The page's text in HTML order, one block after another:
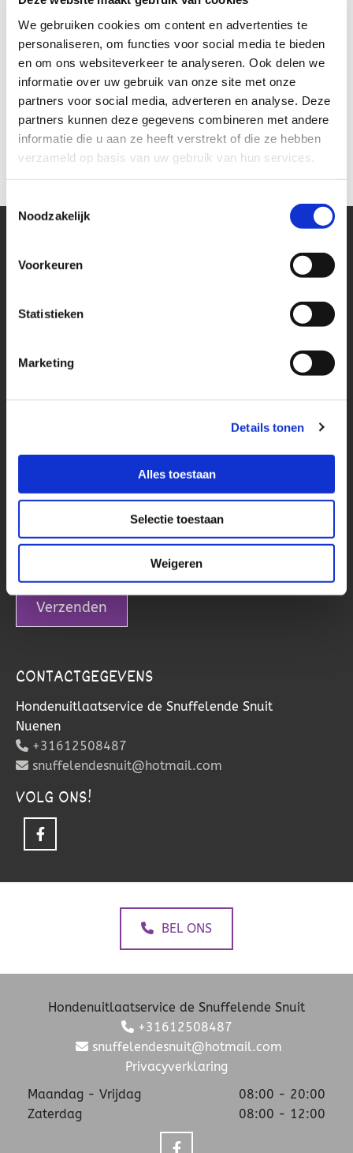
We gebruiken cookies om content en advertenties te
personaliseren, om functies voor social media te bieden
en om ons websiteverkeer te analyseren. Ook delen we
informatie over uw gebruik van onze site met onze
partners voor social media, adverteren en analyse. Deze
partners kunnen deze gegevens combineren met andere
informatie die u aan ze heeft verstrekt of die ze hebben
verzameld op basis van uw gebruik van hun services.
Noodzakelijk
Voorkeuren
Statistieken
Marketing
Details tonen
Alles toestaan
Selectie toestaan
Weigeren
Alle tarieven zijn inclusief BTW.
Naam
Bericht
CONTACTGEGEVENS
Hondenuitlaatservice de Snuffelende Snuit
Nuenen
 +31612508487
 snuffelendesnuit@hotmail.com
VOLG ONS!
BEL ONS
Hondenuitlaatservice de Snuffelende Snuit
+31612508487
snuffelendesnuit@hotmail.com
Privacyverklaring
Maandag - Vrijdag
08:00 - 20:00
Zaterdag
08:00 - 12:00